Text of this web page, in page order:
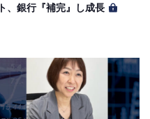
ト、銀行『補完』し成長